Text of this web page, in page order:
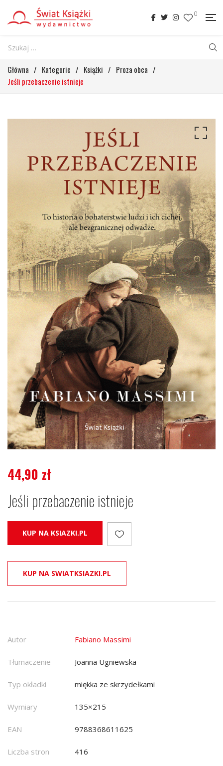
0
Główna / Kategorie / Książki / Proza obca /
Jeśli przebaczenie istnieje
44,90 zł
Jeśli przebaczenie istnieje
KUP NA KSIAZKI.PL
KUP NA SWIATKSIAZKI.PL
Autor Fabiano Massimi
Tłumaczenie Joanna Ugniewska
Typ okładki miękka ze skrzydełkami
Wymiary 135×215
EAN 9788368611625
Liczba stron 416